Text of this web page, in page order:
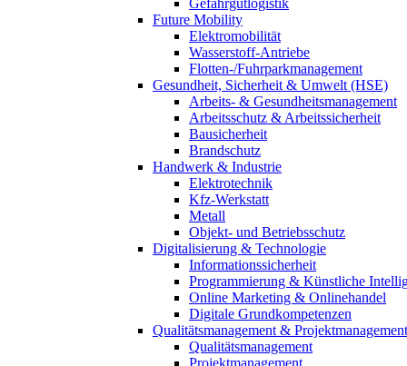
Future Mobility
Elektromobilität
Wasserstoff-Antriebe
Flotten-/Fuhrparkmanagement
Gesundheit, Sicherheit & Umwelt (HSE)
Arbeits- & Gesundheitsmanagement
Arbeitsschutz & Arbeitssicherheit
Bausicherheit
Brandschutz
Handwerk & Industrie
Elektrotechnik
Kfz-Werkstatt
Metall
Objekt- und Betriebsschutz
Digitalisierung & Technologie
Informationssicherheit
Programmierung & Künstliche
Online Marketing & Onlinehandel
Digitale Grundkompetenzen
Qualitätsmanagement & Projektmanagement
Qualitätsmanagement
Projektmanagement